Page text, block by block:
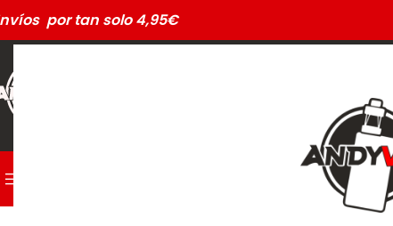
por tan solo 4,95€
PODS DESECHABLES